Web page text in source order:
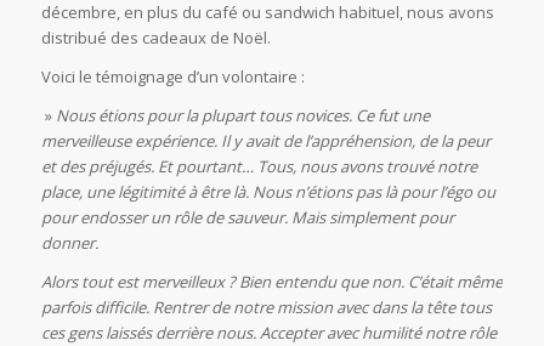
décembre, en plus du café ou sandwich habituel, nous avons
distribué des cadeaux de Noël.
Voici le témoignage d’un volontaire :
» Nous étions pour la plupart tous novices. Ce fut une
merveilleuse expérience. Il y avait de l’appréhension, de la peur
et des préjugés. Et pourtant… Tous, nous avons trouvé notre
place, une légitimité à être là. Nous n’étions pas là pour l’égo ou
pour endosser un rôle de sauveur. Mais simplement pour
donner.
Alors tout est merveilleux ? Bien entendu que non. C’était même
parfois difficile. Rentrer de notre mission avec dans la tête tous
ces gens laissés derrière nous. Accepter avec humilité notre rôle